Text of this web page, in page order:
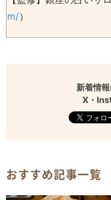
m/）
新着情
X・
おすすめ記事一覧